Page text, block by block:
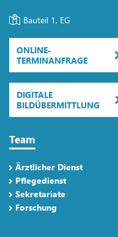
Bauteil 1, EG
ONLINE-
TERMINANFRAGE
DIGITALE
BILDÜBERMITTLUNG
Team
Ärztlicher Dienst
Pflegedienst
Sekretariate
Forschung